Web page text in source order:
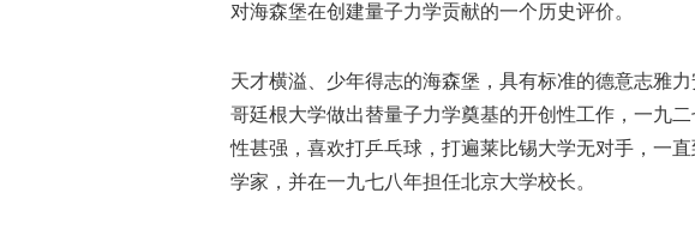
对海森堡在创建量子力学贡献的一个历史评价。
天才横溢、少年得志的海森堡，具有标准的德意志雅
哥廷根大学做出替量子力学奠基的开创性工作，一九
性甚强，喜欢打乒乓球，打遍莱比锡大学无对手，一
学家，并在一九七八年担任北京大学校长。